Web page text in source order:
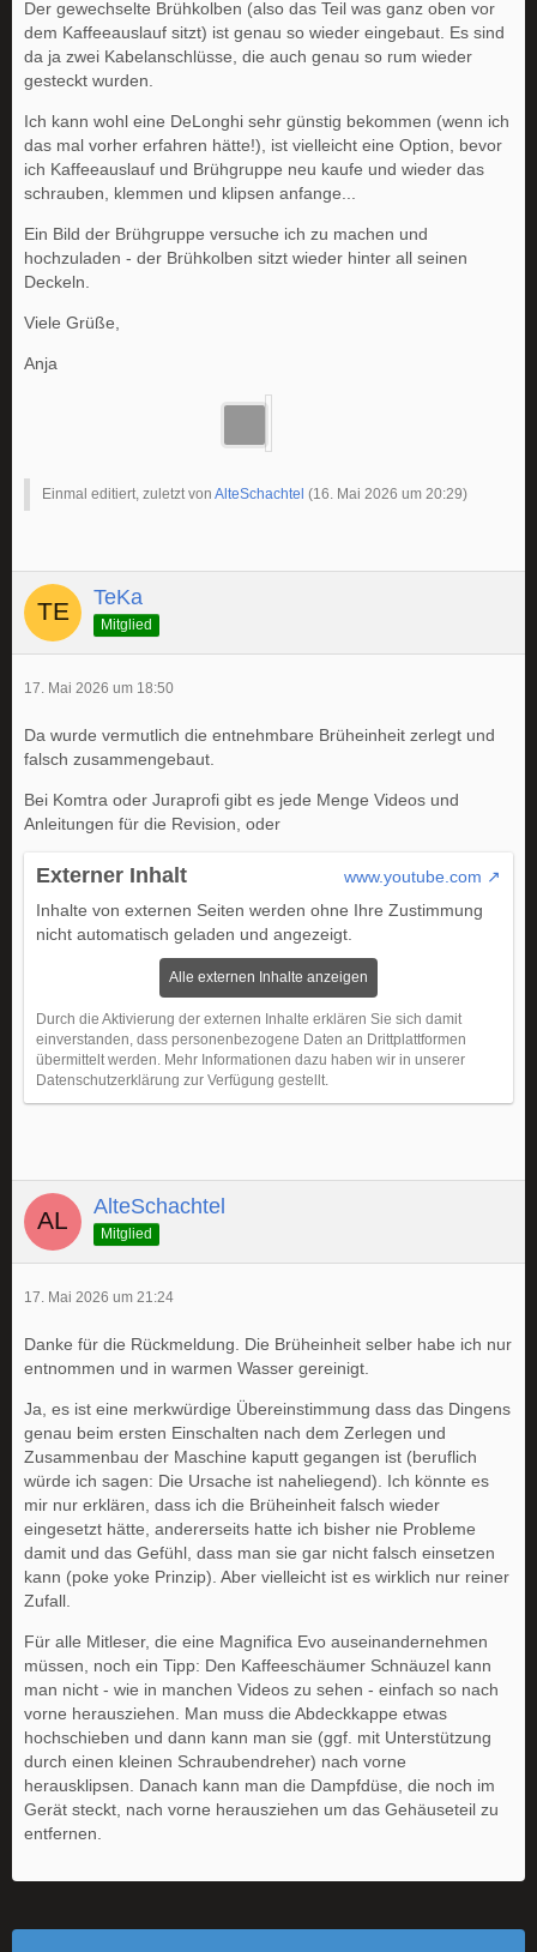
Der gewechselte Brühkolben (also das Teil was ganz oben vor
dem Kaffeeauslauf sitzt) ist genau so wieder eingebaut. Es sind
da ja zwei Kabelanschlüsse, die auch genau so rum wieder
gesteckt wurden.
Ich kann wohl eine DeLonghi sehr günstig bekommen (wenn ich
das mal vorher erfahren hätte!), ist vielleicht eine Option, bevor
ich Kaffeeauslauf und Brühgruppe neu kaufe und wieder das
schrauben, klemmen und klipsen anfange...
Ein Bild der Brühgruppe versuche ich zu machen und
hochzuladen - der Brühkolben sitzt wieder hinter all seinen
Deckeln.
Viele Grüße,
Anja
Einmal editiert, zuletzt von AlteSchachtel (16. Mai 2026 um 20:29)
TeKa
Mitglied
17. Mai 2026 um 18:50
Da wurde vermutlich die entnehmbare Brüheinheit zerlegt und
falsch zusammengebaut.
Bei Komtra oder Juraprofi gibt es jede Menge Videos und
Anleitungen für die Revision, oder
Externer Inhalt
www.youtube.com
Inhalte von externen Seiten werden ohne Ihre Zustimmung
nicht automatisch geladen und angezeigt.
Alle externen Inhalte anzeigen
Durch die Aktivierung der externen Inhalte erklären Sie sich damit
einverstanden, dass personenbezogene Daten an Drittplattformen
übermittelt werden. Mehr Informationen dazu haben wir in unserer
Datenschutzerklärung zur Verfügung gestellt.
AlteSchachtel
Mitglied
17. Mai 2026 um 21:24
Danke für die Rückmeldung. Die Brüheinheit selber habe ich nur
entnommen und in warmen Wasser gereinigt.
Ja, es ist eine merkwürdige Übereinstimmung dass das Dingens
genau beim ersten Einschalten nach dem Zerlegen und
Zusammenbau der Maschine kaputt gegangen ist (beruflich
würde ich sagen: Die Ursache ist naheliegend). Ich könnte es
mir nur erklären, dass ich die Brüheinheit falsch wieder
eingesetzt hätte, andererseits hatte ich bisher nie Probleme
damit und das Gefühl, dass man sie gar nicht falsch einsetzen
kann (poke yoke Prinzip). Aber vielleicht ist es wirklich nur reiner
Zufall.
Für alle Mitleser, die eine Magnifica Evo auseinandernehmen
müssen, noch ein Tipp: Den Kaffeeschäumer Schnäuzel kann
man nicht - wie in manchen Videos zu sehen - einfach so nach
vorne herausziehen. Man muss die Abdeckkappe etwas
hochschieben und dann kann man sie (ggf. mit Unterstützung
durch einen kleinen Schraubendreher) nach vorne
herausklipsen. Danach kann man die Dampfdüse, die noch im
Gerät steckt, nach vorne herausziehen um das Gehäuseteil zu
entfernen.